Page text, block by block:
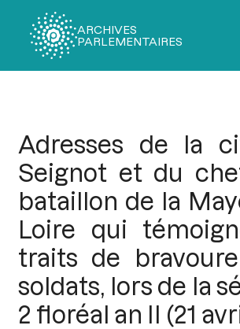
ARCHIVES
PARLEMENTAIRES
Adresses de la
Seignot et du
bataillon de la
Loire qui
traits de
soldats, lors de la
2 floréal an II (21